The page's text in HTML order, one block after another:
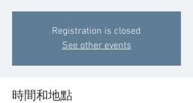
Registration is closed
See other events
時間和地點